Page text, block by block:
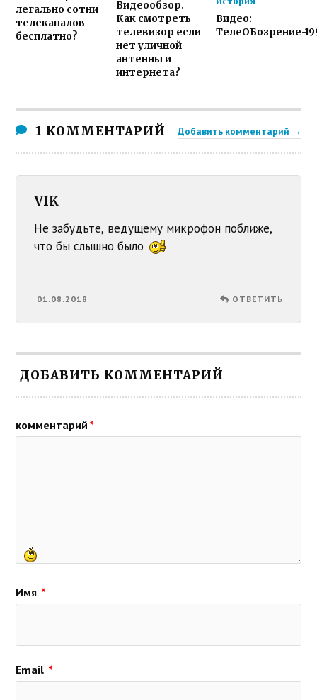
легально сотни
телеканалов
бесплатно?
Видеообзор.
Как смотреть
телевизор если
нет уличной
антенны и
интернета?
Видео:
ТелеОБозрение-
1 КОММЕНТАРИЙ Добавить комментарий →
VIK
Не забудьте, ведущему микрофон поближе,
что бы слышно было
01.08.2018 ОТВЕТИТЬ
ДОБАВИТЬ КОММЕНТАРИЙ
комментарий *
Имя *
Email *